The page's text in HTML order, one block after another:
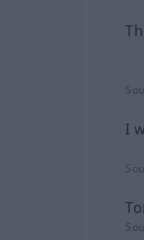
I